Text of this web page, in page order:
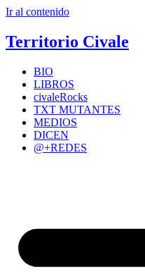
Ir al contenido
Territorio Civale
BIO
LIBROS
civaleRocks
TXT MUTANTES
MEDIOS
DICEN
@+REDES